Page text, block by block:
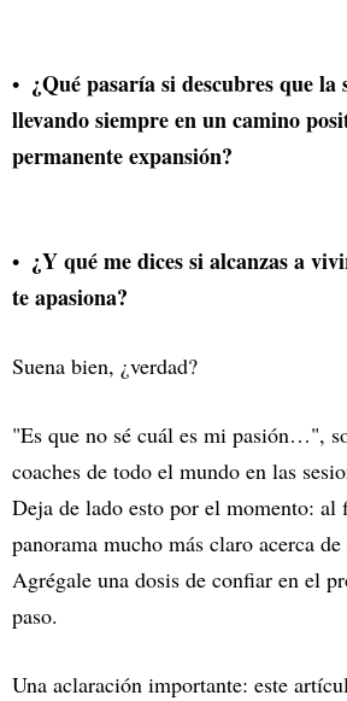
¿Qué pasaría si descubres que
llevando siempre en un camino
permanente expansión?
¿Y qué me dices si alcanzas a
te apasiona?
Suena bien, ¿verdad?
"Es que no sé cuál es mi pasión…",
coaches de todo el mundo en las
Deja de lado esto por el momento: al
panorama mucho más claro acerca
Agrégale una dosis de confiar en el
paso.
Una aclaración importante: este